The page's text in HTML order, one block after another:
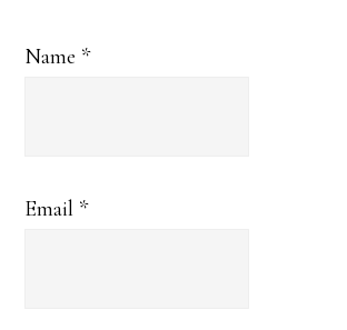
Name *
Email *